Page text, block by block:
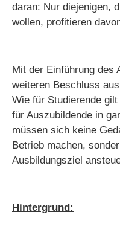
daran: Nur diejenigen,
wollen, profitieren
Mit der Einführung des
weiteren Beschluss
Wie für Studierende
für Auszubildende in
müssen sich keine
Betrieb machen,
Ausbildungsziel
Hintergrund: